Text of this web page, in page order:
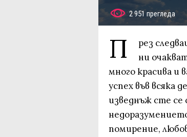
2 951 прегледа
П
рез
ни
много красива и
успех във всяка
изведнъж сте се
помирение,